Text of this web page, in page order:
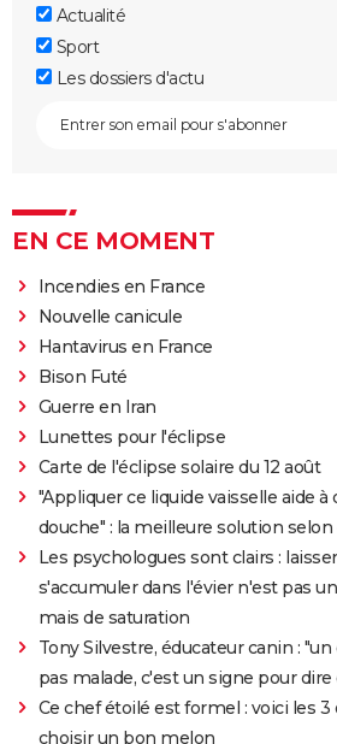
Actualité
Sport
Les dossiers d'actu
EN CE MOMENT
Incendies en France
Nouvelle canicule
Hantavirus en France
Bison Futé
Guerre en Iran
Lunettes pour l'éclipse
Carte de l'éclipse solaire du 12 août
"Appliquer ce liquide vaisselle aide à
douche" : la meilleure solution
Les psychologues sont clairs :
s'accumuler dans l'évier n'est pas
mais de saturation
Tony Silvestre, éducateur canin :
pas malade, c'est un signe pour
Ce chef étoilé est formel : voici les
choisir un bon melon